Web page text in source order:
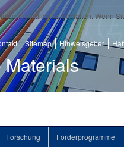
zu gestalten. Wenn
Materials
Sitemap Hinweisgeber
Forschung Förderprogramme